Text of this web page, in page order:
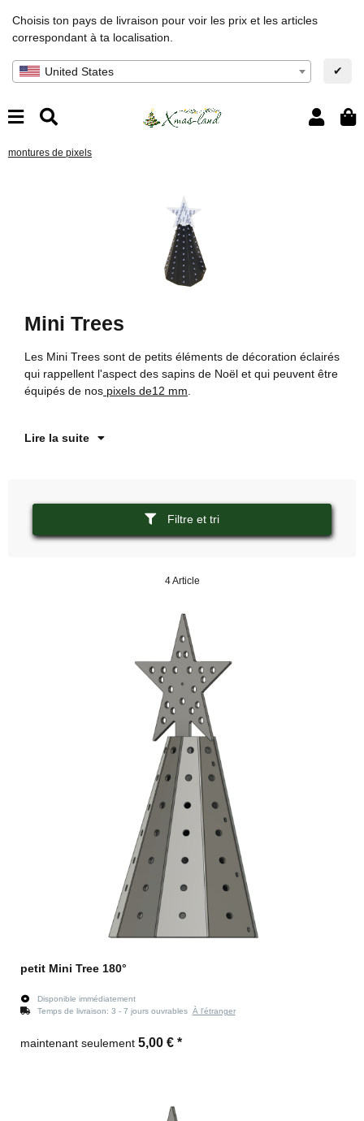
Choisis ton pays de livraison pour voir les prix et les articles
correspondant à ta localisation.
United States ✔
montures de pixels
Mini Trees
Les Mini Trees sont de petits éléments de décoration éclairés
qui rappellent l'aspect des sapins de Noël et qui peuvent être
équipés de nos pixels de12 mm
Lire la suite
Filtre et tri
4 Article
petit Mini Tree 180°
Disponible immédiatement
Temps de livraison: 3 - 7 jours ouvrables À l'étranger
maintenant seulement 5,00 € *